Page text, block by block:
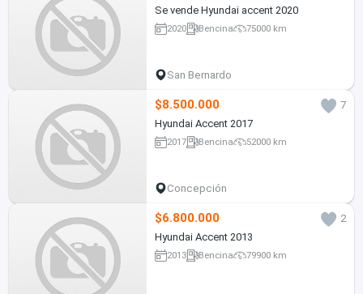
Se vende Hyundai accent 2020
2020 Bencina 75000 km
San Bernardo
$8.500.000
7
Hyundai Accent 2017
2017 Bencina 52000 km
Concepción
$6.800.000
2
Hyundai Accent 2013
2013 Bencina 79900 km